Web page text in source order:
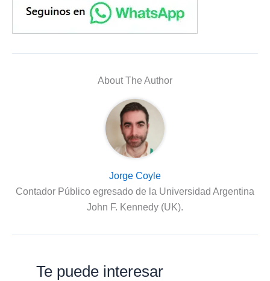
About The Author
Jorge Coyle
Contador Público egresado de la Universidad Argentina
John F. Kennedy (UK).
Te puede interesar